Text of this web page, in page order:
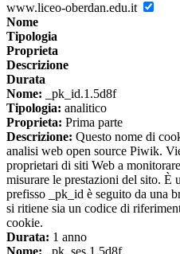
www.liceo-oberdan.edu.it
Nome
Tipologia
Proprieta
Descrizione
Durata
Nome: _pk_id.1.5d8f
Tipologia: analitico
Proprieta: Prima parte
Descrizione: Questo nome di
analisi web open source Piwik.
proprietari di siti Web a
misurare le prestazioni del sito.
prefisso _pk_id è seguito da una
si ritiene sia un codice di
cookie.
Durata: 1 anno